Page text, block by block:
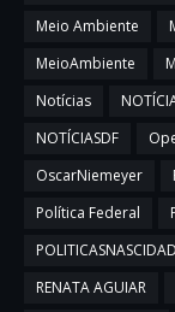
Meio Ambiente
MeioAmbiente
Notícias
NOTÍCIASDF
OscarNiemeyer
Política Federal
RENATA AGUIAR